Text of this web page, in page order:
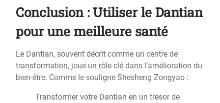
Conclusion : Utiliser le Dantian
pour une meilleure santé
Le Dantian, souvent décrit comme un centre de
transformation, joue un rôle clé dans l’amélioration du
bien-être. Comme le souligne Shesheng Zongyao :
Transformer votre Dantian en un trésor de